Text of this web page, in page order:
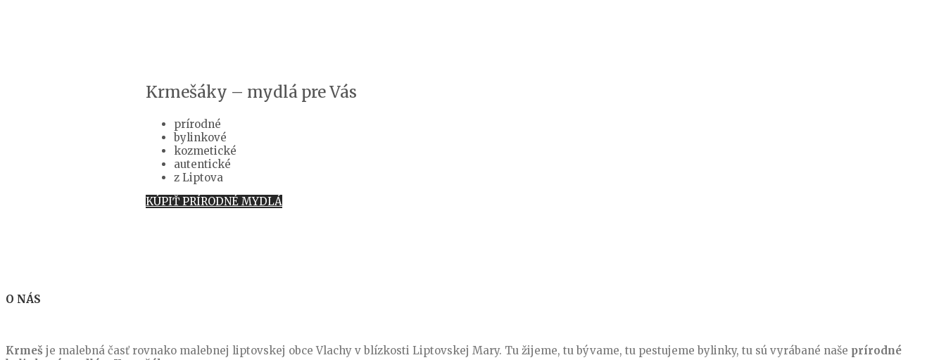
Krmešáky – mydlá pre Vás
prírodné
bylinkové
kozmetické
autentické
z Liptova
KÚPIŤ PRÍRODNÉ MYDLÁ
O NÁS
Krmeš je malebná časť rovnako malebnej liptovskej obce Vlachy v blízkosti Liptovskej Mary. Tu žijeme, tu bývame, tu pestujeme bylinky, tu sú vyrábané naše prírodné